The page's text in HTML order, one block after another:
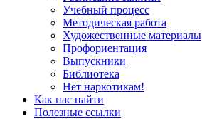
Учебный процесс
Методическая работа
Художественные материалы
Профориентация
Выпускники
Библиотека
Нет наркотикам!
Как нас найти
Полезные ссылки